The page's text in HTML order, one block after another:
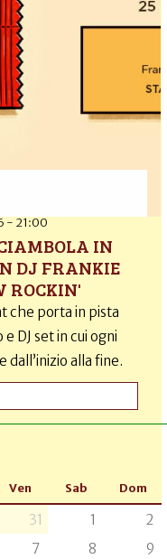
- 21:00
IN
DJ FRANKIE
ROCKIN'
che porta in pista
DJ set in cui ogni
dall’inizio alla fine.
Ven Sab Dom
31 1
2
7 8
9